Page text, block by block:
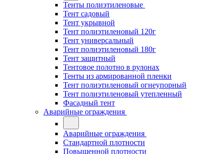
Тенты полиэтиленовые
Тент садовый
Тент укрывной
Тент полиэтиленовый 120г
Тент универсальный
Тент полиэтиленовый 180г
Тент защитный
Тентовое полотно в рулонах
Тенты из армированной пленки
Тент полиэтиленовый огнеупорный
Тент полиэтиленовый утепленный
Фасадный тент
Аварийные ограждения
Аварийные ограждения
Стандартной плотности
Повышенной плотности